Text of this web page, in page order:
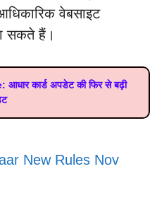
वेबसाइट
सकते हैं।
कार्ड अपडेट की फिर से बढ़ी
New Rules Nov